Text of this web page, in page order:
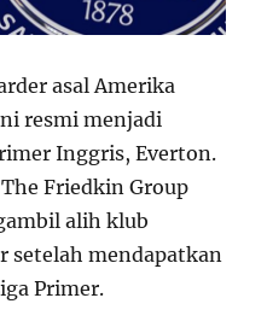
asal Amerika
resmi menjadi
Inggris, Everton.
Friedkin Group
alih klub
setelah mendapatkan
Primer.